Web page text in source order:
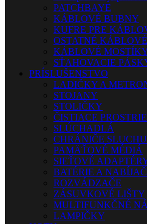
PATCHBAYE
KÁBLOVÉ BUBNY
KUFRE PRE
OSTATNÉ
KÁBLOVÉ
SŤAHOVACIE
PRÍSLUŠENSTVO
LADIČKY A
STOJANY
STOLIČKY
ČISTIACE
SLÚCHADLÁ
CHRÁNIČE SLUCHU
PAMÄŤOVÉ MÉDIÁ
SIEŤOVÉ
BATÉRIE A
ROZVÁDZAČE
ZÁSUVKOVÉ LIŠTY
MULTIFUNKČNÉ
LAMPIČKY